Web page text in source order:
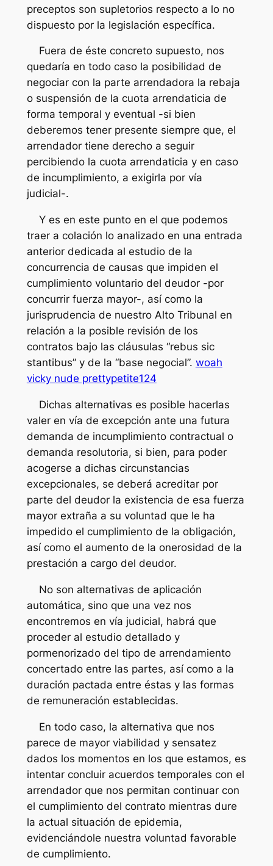
preceptos son supletorios respecto a lo no
dispuesto por la legislación específica.
Fuera de éste concreto supuesto, nos
quedaría en todo caso la posibilidad de
negociar con la parte arrendadora la rebaja
o suspensión de la cuota arrendaticia de
forma temporal y eventual -si bien
deberemos tener presente siempre que, el
arrendador tiene derecho a seguir
percibiendo la cuota arrendaticia y en caso
de incumplimiento, a exigirla por vía
judicial-.
Y es en este punto en el que podemos
traer a colación lo analizado en una entrada
anterior dedicada al estudio de la
concurrencia de causas que impiden el
cumplimiento voluntario del deudor -por
concurrir fuerza mayor-, así como la
jurisprudencia de nuestro Alto Tribunal en
relación a la posible revisión de los
contratos bajo las cláusulas “rebus sic
stantibus” y de la “base negocial”. woah
vicky nude prettypetite124
Dichas alternativas es posible hacerlas
valer en vía de excepción ante una futura
demanda de incumplimiento contractual o
demanda resolutoria, si bien, para poder
acogerse a dichas circunstancias
excepcionales, se deberá acreditar por
parte del deudor la existencia de esa fuerza
mayor extraña a su voluntad que le ha
impedido el cumplimiento de la obligación,
así como el aumento de la onerosidad de la
prestación a cargo del deudor.
No son alternativas de aplicación
automática, sino que una vez nos
encontremos en vía judicial, habrá que
proceder al estudio detallado y
pormenorizado del tipo de arrendamiento
concertado entre las partes, así como a la
duración pactada entre éstas y las formas
de remuneración establecidas.
En todo caso, la alternativa que nos
parece de mayor viabilidad y sensatez
dados los momentos en los que estamos, es
intentar concluir acuerdos temporales con el
arrendador que nos permitan continuar con
el cumplimiento del contrato mientras dure
la actual situación de epidemia,
evidenciándole nuestra voluntad favorable
de cumplimiento.